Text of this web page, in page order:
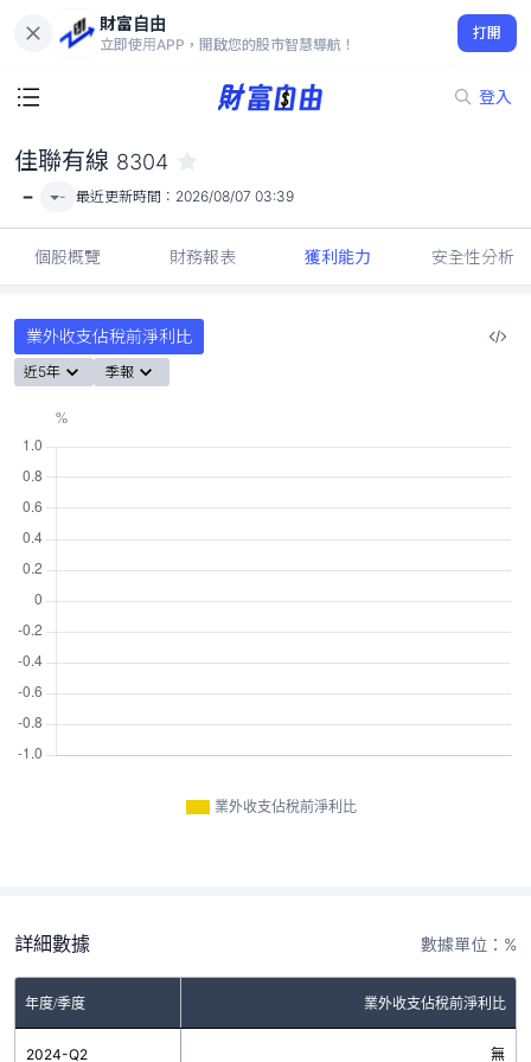
財富自由
立即使用APP，開啟您的股市智慧導航！
打開
登入
-
佳聯有線 8304
- - 最近更新時間： 2026/08/07 03:39
個股概覽 財務報表 獲利能力 安全性分析
業外收支佔稅前淨利比
近5年 季報
業外收支佔稅前淨利比
詳細數據 數據單位：%
年度/季度 業外收支佔稅前淨利比
2024-Q2 無